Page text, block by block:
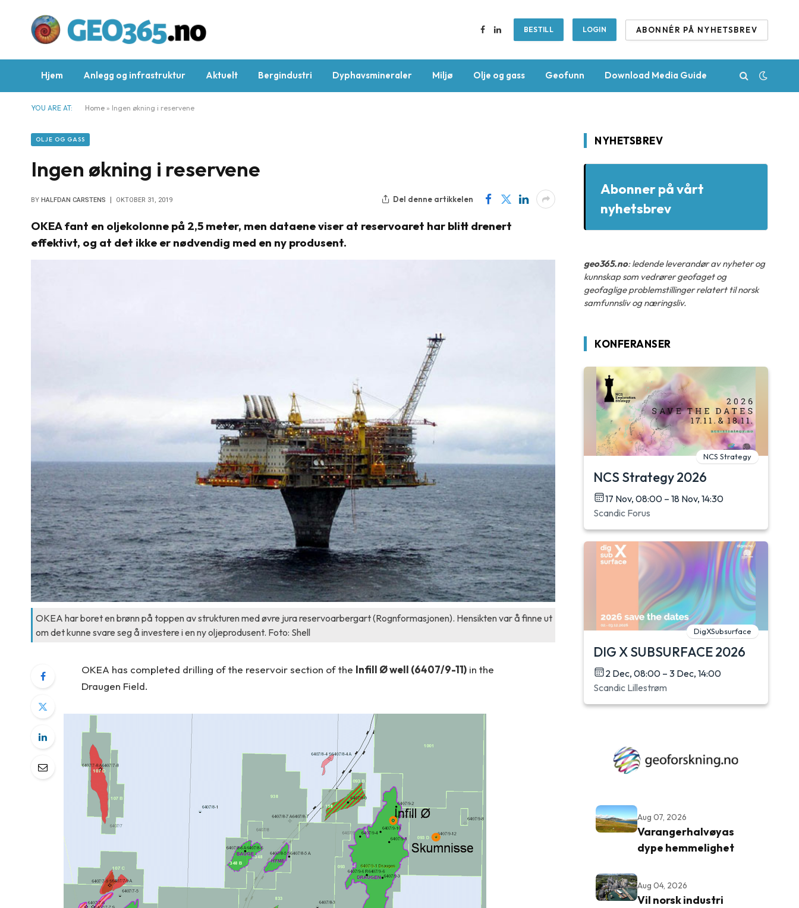
Facebook
LinkedInBESTILL LOGIN ABONNÉR PÅ NYHETSBREV
Hjem Anlegg og infrastruktur Aktuelt Bergindustri Dyphavsmineraler Miljø Olje og gass Geofunn Download Media Guide
YOU ARE AT: Home » Ingen økning i reservene
OLJE OG GASS
Ingen økning i reservene
BY HALFDAN CARSTENS OKTOBER 31, 2019 Del denne artikkelen
OKEA fant en oljekolonne på 2,5 meter, men dataene viser at reservoaret har blitt drenert
effektivt, og at det ikke er nødvendig med en ny produsent.
OKEA har boret en brønn på toppen av strukturen med øvre jura reservoarbergart (Rognformasjonen). Hensikten var å finne ut
om det kunne svare seg å investere i en ny oljeprodusent. Foto: Shell
OKEA has completed drilling of the reservoir section of the Infill Ø well (6407/9-11)in the
Draugen Field.
NYHETSBREV
Abonner på vårt
nyhetsbrev
geo365.no: ledende leverandør av nyheter og
kunnskap som vedrører geofaget og
geofaglige problemstillinger relatert til norsk
samfunnsliv og næringsliv.
KONFERANSER
NCS Strategy
NCS Strategy 2026
17 Nov, 08:00 – 18 Nov, 14:30
Scandic Forus
DigXSubsurface
DIG X SUBSURFACE 2026
2 Dec, 08:00 – 3 Dec, 14:00
Scandic Lillestrøm
Aug 07, 2026
Varangerhalvøyas
dype hemmelighet
Aug 04, 2026
Vil norsk industri